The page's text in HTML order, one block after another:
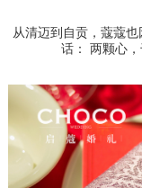
从清迈到自贡，蔻蔻
话： 两颗心，